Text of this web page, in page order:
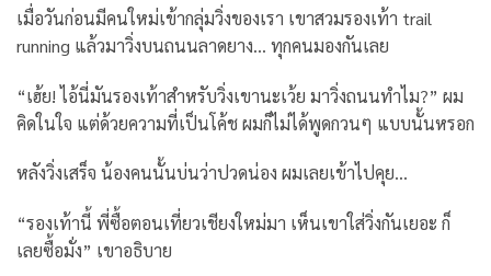
เมื่อวันก่อนมีคนใหม่เข้ากลุ่มวิ่งของเรา เขาสวมรองเท้า trail
running แล้วมาวิ่งบนถนนลาดยาง… ทุกคนมองกันเลย
“เฮ้ย! ไอ้นี่มันรองเท้าสำหรับวิ่งเขานะเว้ย มาวิ่งถนนทำไม?” ผม
คิดในใจ แต่ด้วยความที่เป็นโค้ช ผมก็ไม่ได้พูดกวนๆ แบบนั้นหรอก
หลังวิ่งเสร็จ น้องคนนั้นบ่นว่าปวดน่อง ผมเลยเข้าไปคุย…
“รองเท้านี้ พี่ซื้อตอนเที่ยวเชียงใหม่มา เห็นเขาใส่วิ่งกันเยอะ ก็
เลยซื้อมั่ง” เขาอธิบาย